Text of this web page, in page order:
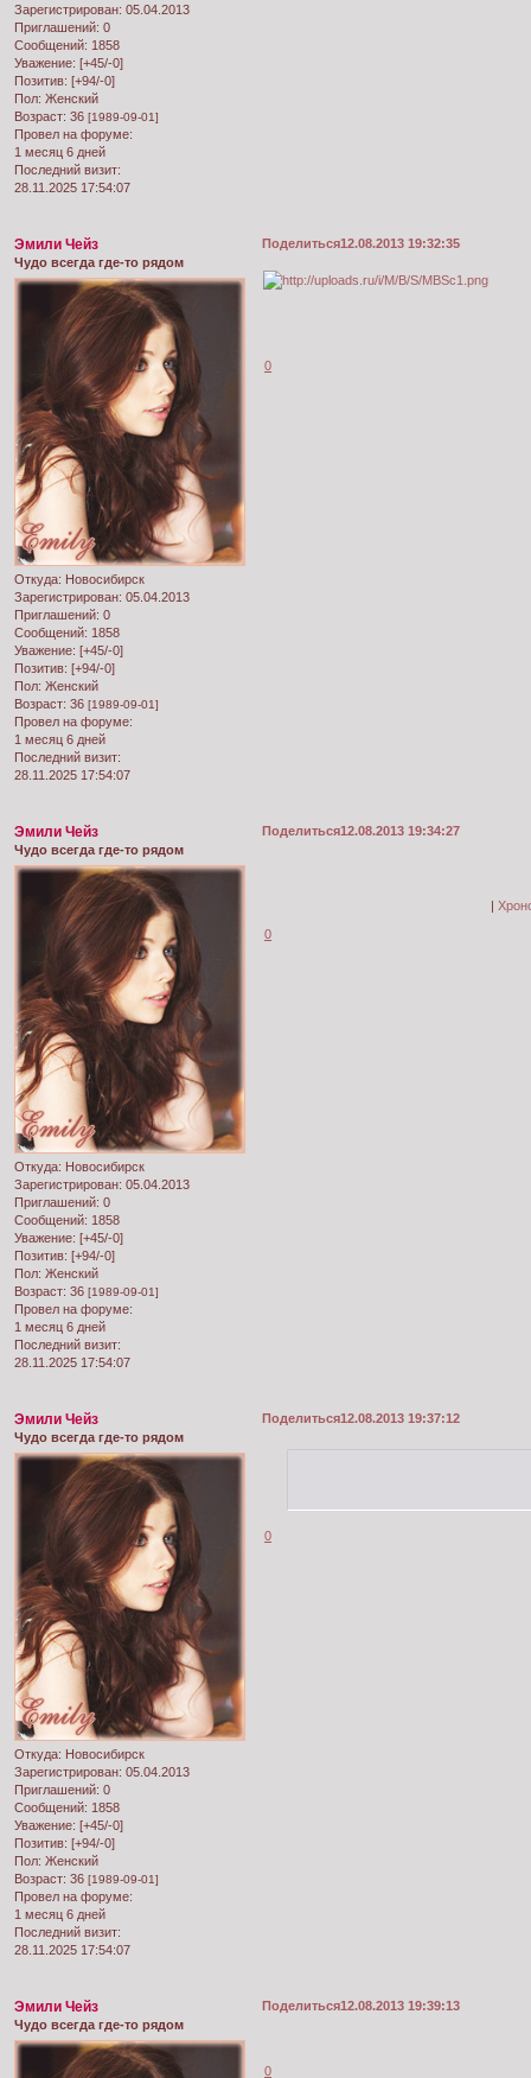
Зарегистрирован: 05.04.2013
Приглашений: 0
Сообщений: 1858
Уважение: [+45/-0]
Позитив: [+94/-0]
Пол: Женский
Возраст: 36 [1989-09-01]
Провел на форуме:
1 месяц 6 дней
Последний визит:
28.11.2025 17:54:07
Поделиться12.08.2013 19:32:35
Эмили Чейз
Чудо всегда где-то рядом
Откуда: Новосибирск
Зарегистрирован: 05.04.2013
Приглашений: 0
Сообщений: 1858
Уважение: [+45/-0]
Позитив: [+94/-0]
Пол: Женский
Возраст: 36 [1989-09-01]
Провел на форуме:
1 месяц 6 дней
Последний визит:
28.11.2025 17:54:07
0
Поделиться12.08.2013 19:34:27
Эмили Чейз
Чудо всегда где-то рядом
Откуда: Новосибирск
Зарегистрирован: 05.04.2013
Приглашений: 0
Сообщений: 1858
Уважение: [+45/-0]
Позитив: [+94/-0]
Пол: Женский
Возраст: 36 [1989-09-01]
Провел на форуме:
1 месяц 6 дней
Последний визит:
28.11.2025 17:54:07
|
0
Поделиться12.08.2013 19:37:12
Эмили Чейз
Чудо всегда где-то рядом
Откуда: Новосибирск
Зарегистрирован: 05.04.2013
Приглашений: 0
Сообщений: 1858
Уважение: [+45/-0]
Позитив: [+94/-0]
Пол: Женский
Возраст: 36 [1989-09-01]
Провел на форуме:
1 месяц 6 дней
Последний визит:
28.11.2025 17:54:07
0
Поделиться12.08.2013 19:39:13
Эмили Чейз
Чудо всегда где-то рядом
0